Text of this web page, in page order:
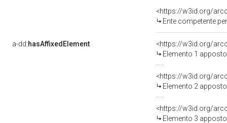
<https://w3id.org/
Ente competente per tutela
a-dd:hasAffixedElement
<https://w3id.org/
Elemento 1
<https://w3id.org/
Elemento 2
<https://w3id.org/
Elemento 3